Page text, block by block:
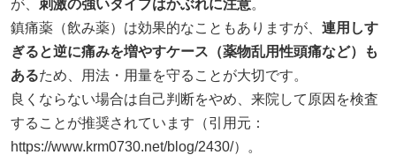
が、 刺激の強いタイプはかぶれに注意。
鎮痛薬（飲み薬）は効果的なこともありますが、 連用しす
ぎると逆に痛みを増やすケース（薬物乱用性頭痛など）も
あるため、用法・用量を守ることが大切です。
良くならない場合は自己判断をやめ、来院して原因を検査
することが推奨されています（引用元：
https://www.krm0730.net/blog/2430/）。